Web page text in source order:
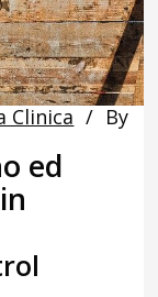
Clinica By
ed